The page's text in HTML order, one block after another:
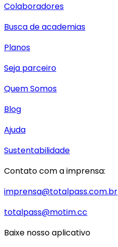
Colaboradores
Busca de academias
Planos
Seja parceiro
Quem Somos
Blog
Ajuda
Sustentabilidade
Contato com a imprensa:
imprensa@totalpass.com.br
totalpass@motim.cc
Baixe nosso aplicativo